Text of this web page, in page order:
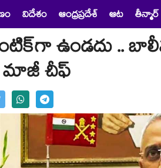
విదేశం ఆంధ్రప్రదేశ్ ఆట తీన్మార్
ఉండదు ..
మాజీ చీఫ్